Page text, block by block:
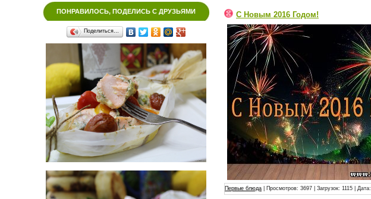
ПОНРАВИЛОСЬ, ПОДЕЛИСЬ С ДРУЗЬЯМИ
Поделиться…
С Новым 2016 Годом!
Первые блюда | Просмотров: 3697 | Загрузок: 1115 | Дата: